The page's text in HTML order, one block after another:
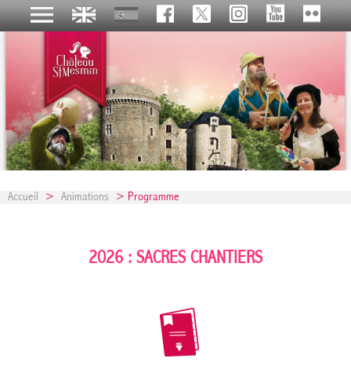
Accueil > Animations > Programme
2026 : SACRES CHANTIERS